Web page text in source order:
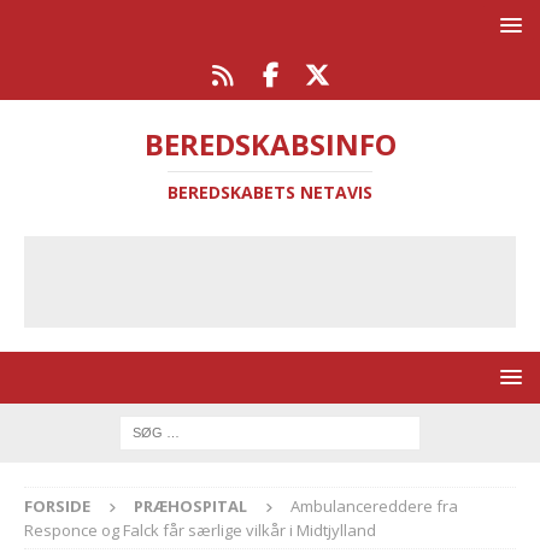
BEREDSKABSINFO
BEREDSKABETS NETAVIS
FORSIDE PRÆHOSPITAL
Ambulancereddere fra
Responce og Falck får særlige vilkår i Midtjylland